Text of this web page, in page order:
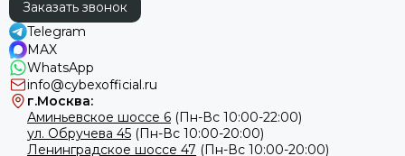
Заказать звонок
Telegram
MAX
WhatsApp
info@cybexofficial.ru
г.Москва:
Аминьевское шоссе 6 (Пн-Вс 10:00-22:00)
ул. Обручева 45 (Пн-Вс 10:00-20:00)
Ленинградское шоссе 47 (Пн-Вс 10:00-20:00)